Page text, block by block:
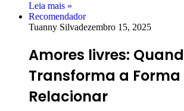
Leia mais »
Recomendador
Tuanny Silvadezembro 15, 2025
Amores livres:
Transforma a Forma
Relacionar